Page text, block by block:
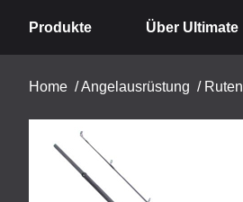
Produkte Über Ultimate
Home /Angelausrüstung / Ruten